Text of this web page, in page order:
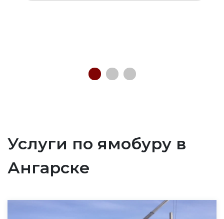
Услуги по ямобуру в
Ангарске